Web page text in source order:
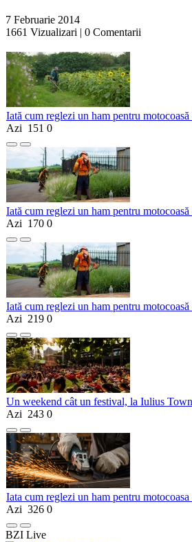
7 Februarie 2014
1661 Vizualizari | 0 Comentarii
Iată cum reglezi un ham pentru
Azi 151 0
Iată cum reglezi un ham pentru
Azi 170 0
Iată cum reglezi un ham pentru
Azi 219 0
Un weekend cât un festival, la Iulius
Azi 243 0
Iata cum reglezi un ham pentru
Azi 326 0
BZI Live